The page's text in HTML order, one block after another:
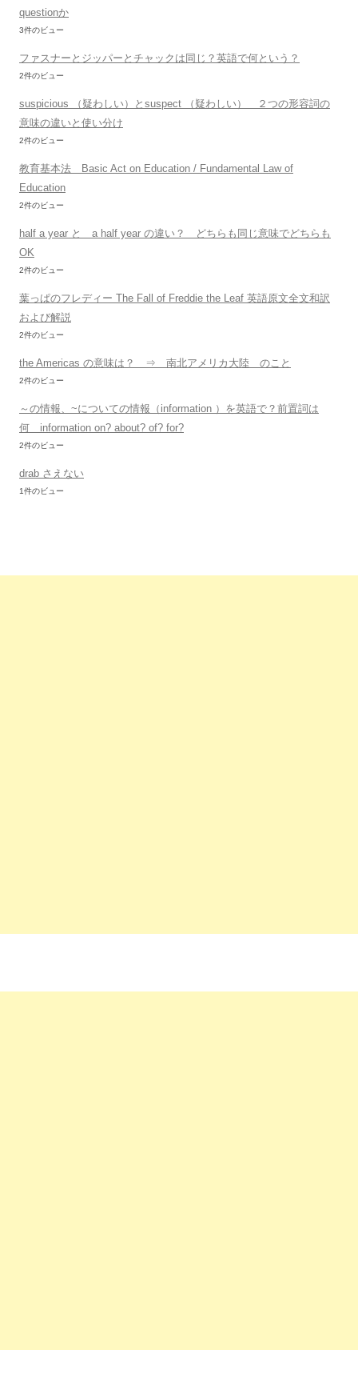
questionか
3件のビュー
ファスナーとジッパーとチャックは同じ？英語で何という？
2件のビュー
suspicious （疑わしい）とsuspect （疑わしい） ２つの形容詞の
意味の違いと使い分け
2件のビュー
教育基本法 Basic Act on Education / Fundamental Law of
Education
2件のビュー
half a year と a half year の違い？ どちらも同じ意味でどちらも
OK
2件のビュー
葉っぱのフレディー The Fall of Freddie the Leaf 英語原文全文和訳
および解説
2件のビュー
the Americas の意味は？ ⇒ 南北アメリカ大陸 のこと
2件のビュー
～の情報、~についての情報（information ）を英語で？前置詞は
何 information on? about? of? for?
2件のビュー
drab さえない
1件のビュー